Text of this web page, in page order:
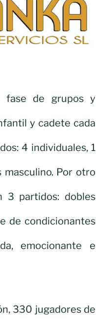
fase de grupos y
y cadete cada
4 individuales, 1
masculino. Por otro
3 partidos: dobles
de condicionantes
emocionante e
330 jugadores de